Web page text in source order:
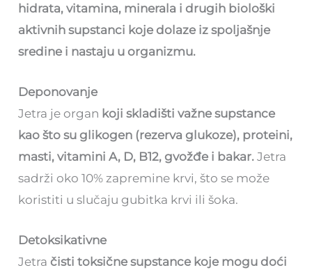
hidrata, vitamina, minerala i drugih biološki
aktivnih supstanci koje dolaze iz spoljašnje
sredine i nastaju u organizmu.
Deponovanje
Jetra je organ koji skladišti važne supstance
kao što su glikogen (rezerva glukoze), proteini,
masti, vitamini A, D, B12, gvožđe i bakar. Jetra
sadrži oko 10% zapremine krvi, što se može
koristiti u slučaju gubitka krvi ili šoka.
Detoksikativne
Jetra čisti toksične supstance koje mogu doći